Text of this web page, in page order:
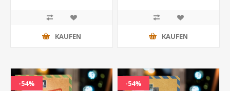
KAUFEN KAUFEN
-54% -54%